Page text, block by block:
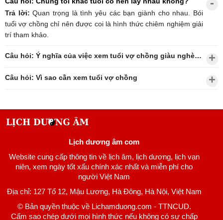
Trả lời:Quan trọng là tình yêu các bạn giành cho nhau. Bói
tuổi vợ chồng chỉ nên được coi là hình thức chiêm nghiệm giải
trí tham khảo.
Câu hỏi: Ý nghĩa của việc xem tuổi vợ chồng giàu nghèo?
Câu hỏi: Vì sao cần xem tuổi vợ chồng
Lịch dương âm com
Website cung cấp thông tin về lịch âm, lịch dương, lịch vạn
niên, xem ngày tốt xấu chính xác nhất và miễn phí cho
người Việt Nam
Địa chỉ: 127 Tổ 12, Mậu Lương, Hà Đông, Hà Nội, Việt Nam
© Bản quyền thuộc về Lichamduong.com - TTNCUD.
Cấm sao chép dưới mọi hình thức nếu không có sự chấp